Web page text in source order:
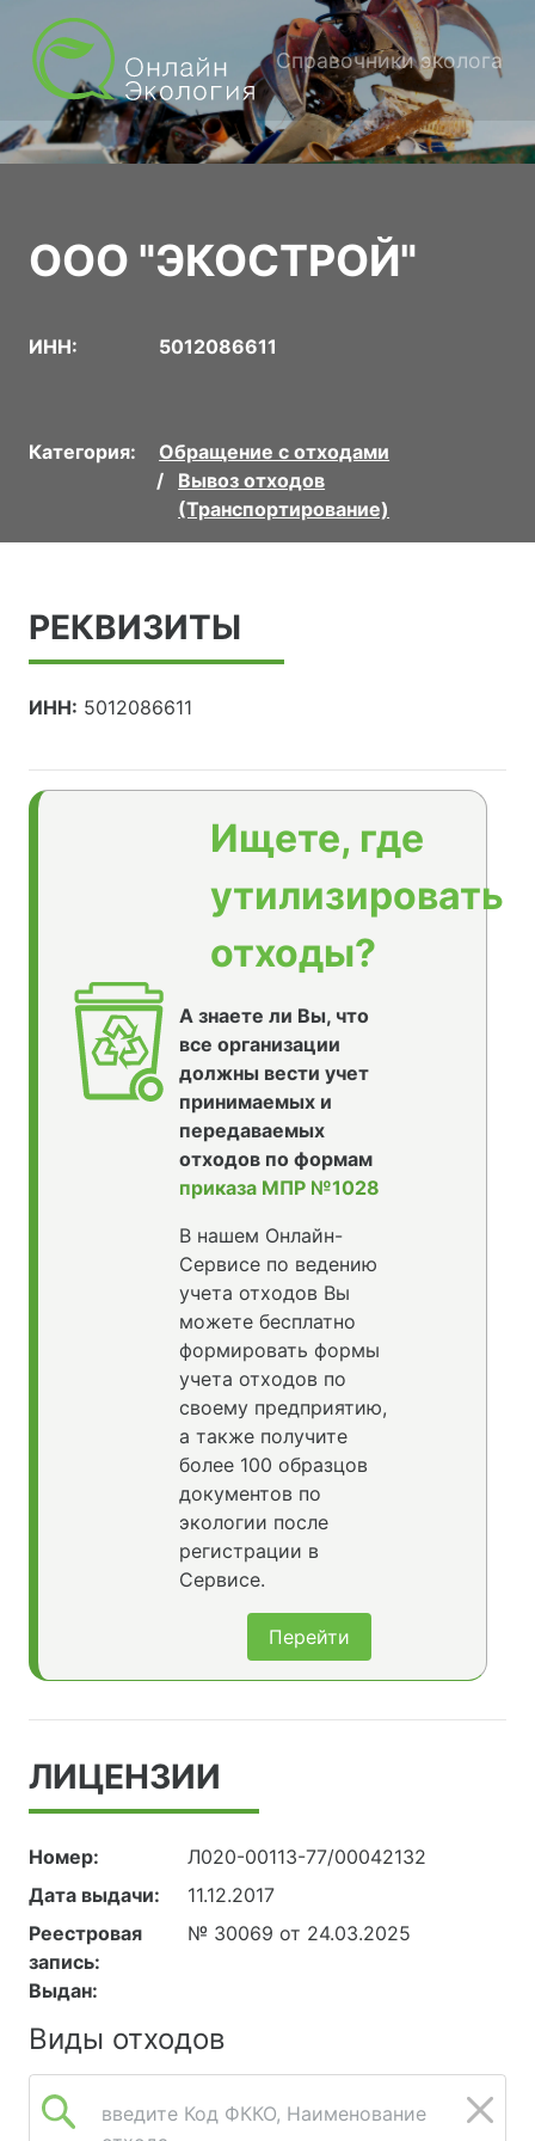
Справочники эколога
ООО "ЭКОСТРОЙ"
ИНН: 5012086611
Категория:
Обращение с отходами
Вывоз отходов
(Транспортирование)
РЕКВИЗИТЫ
ИНН: 5012086611
Ищете, где
утилизировать
отходы?
А знаете ли Вы, что
все организации
должны вести учет
принимаемых и
передаваемых
отходов по формам
приказа МПР №1028
В нашем Онлайн-
Сервисе по ведению
учета отходов Вы
можете бесплатно
формировать формы
учета отходов по
своему предприятию,
а также получите
более 100 образцов
документов по
экологии после
регистрации в
Сервисе.
Перейти
ЛИЦЕНЗИИ
Номер:
Л020-00113-77/00042132
Дата выдачи:
11.12.2017
Реестровая
запись:
№ 30069 от 24.03.2025
Выдан:
Виды отходов
введите Код ФККО, Наименование